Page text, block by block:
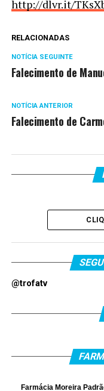
http://dlvr.it/
RELACIONADAS
NOTÍCIA SEGUINTE
Falecimento de
NOTÍCIA ANTERIOR
Falecimento de
@trofatv